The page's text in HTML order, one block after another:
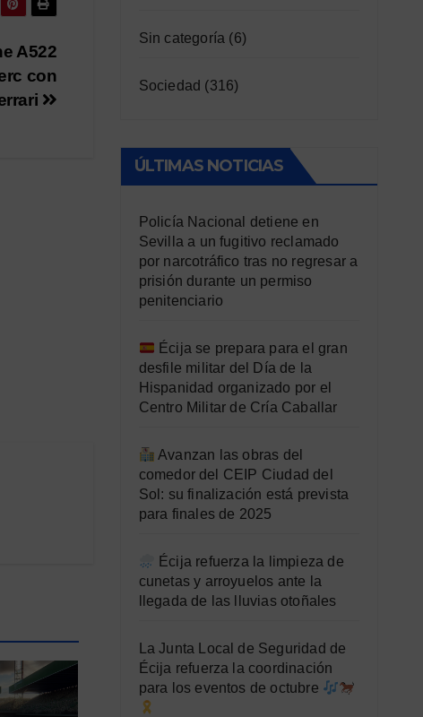
A522
con
Sin categoría (6)
Sociedad (316)
ÚLTIMAS NOTICIAS
Policía Nacional detiene en
Sevilla a un fugitivo reclamado
por narcotráfico tras no regresar a
prisión durante un permiso
penitenciario
Écija se prepara para el gran
desfile militar del Día de la
Hispanidad organizado por el
Centro Militar de Cría Caballar
Avanzan las obras del
comedor del CEIP Ciudad del
Sol: su finalización está prevista
para finales de 2025
Écija refuerza la limpieza de
cunetas y arroyuelos ante la
llegada de las lluvias otoñales
La Junta Local de Seguridad de
Écija refuerza la coordinación
para los eventos de octubre